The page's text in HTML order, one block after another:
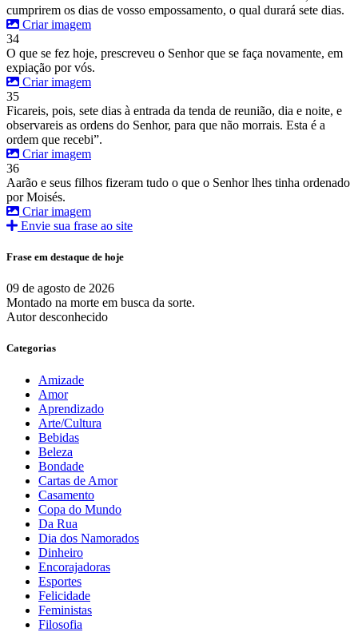
cumprirem os dias de vosso empossamento, o qual durará sete dias.
Criar imagem
34
O que se fez hoje, prescreveu o Senhor que se faça novamente, em
expiação por vós.
Criar imagem
35
Ficareis, pois, sete dias à entrada da tenda de reunião, dia e noite, e
observareis as ordens do Senhor, para que não morrais. Esta é a
ordem que recebi”.
Criar imagem
36
Aarão e seus filhos fizeram tudo o que o Senhor lhes tinha ordenado
por Moisés.
Criar imagem
Envie sua frase ao site
Frase em destaque de hoje
09 de agosto de 2026
Montado na morte em busca da sorte.
Autor desconhecido
Categorias
Amizade
Amor
Aprendizado
Arte/Cultura
Bebidas
Beleza
Bondade
Cartas de Amor
Casamento
Copa do Mundo
Da Rua
Dia dos Namorados
Dinheiro
Encorajadoras
Esportes
Felicidade
Feministas
Filosofia